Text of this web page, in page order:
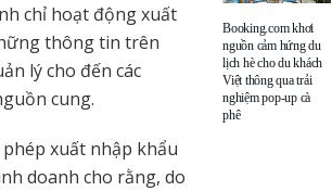
chỉ hoạt động xuất
thông tin trên
lý cho đến các
cung.
xuất nhập khẩu
doanh cho rằng, do
Booking.com khơi
nguồn cảm hứng du
lịch hè cho du khách
Việt thông qua trải
nghiệm pop-up cà
phê